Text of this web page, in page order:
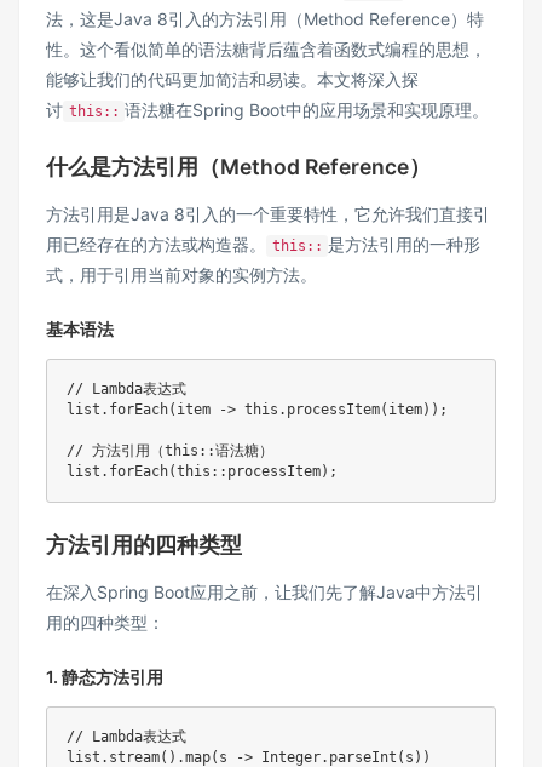
法，这是Java 8引入的方法引用（Method Reference）特
性。这个看似简单的语法糖背后蕴含着函数式编程的思想，
能够让我们的代码更加简洁和易读。本文将深入探
讨 this:: 语法糖在Spring Boot中的应用场景和实现原理。
什么是方法引用（Method Reference）
方法引用是Java 8引入的一个重要特性，它允许我们直接引
用已经存在的方法或构造器。
this:: 是方法引用的一种形
式，用于引用当前对象的实例方法。
基本语法
// Lambda表达式
list . forEach( item -> this . processItem( item) ) ;
// 方法引用（this::语法糖）
list . forEach(this :: processItem) ;
方法引用的四种类型
在深入Spring Boot应用之前，让我们先了解Java中方法引
用的四种类型：
1. 静态方法引用
// Lambda表达式
list . stream( ) .map( s -> Integer. parseInt ( s ) )